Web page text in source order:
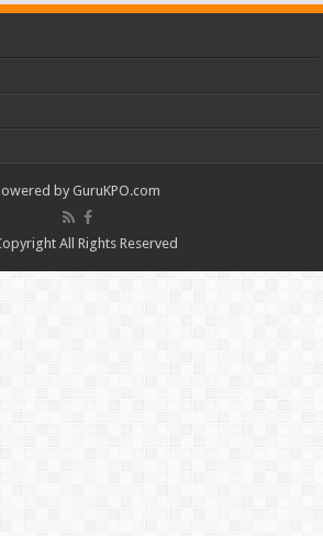
by GuruKPO.com
All Rights Reserved